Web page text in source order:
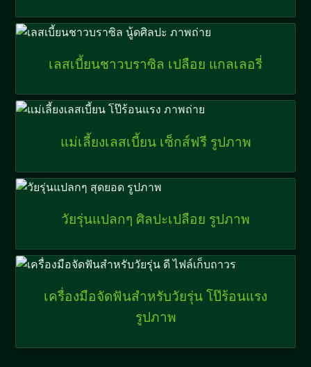
เลสเบี้ยนชาวบราซิล เปลือย แกลเลอรี่
แม่เลี้ยงเลสเบี้ยน เซ็กส์ฟรี รูปภาพ
วัยรุ่นแปลกๆ ศิลปะเปลือย รูปภาพ
เครื่องมือจัดฟันสำหรับวัยรุ่น โป๊ร้อนแรง
รูปภาพ